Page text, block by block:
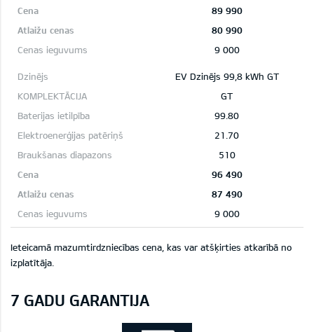
89 990
80 990
9 000
EV Dzinējs 99,8 kWh GT
GT
99.80
21.70
510
96 490
87 490
9 000
Ieteicamā mazumtirdzniecības cena, kas var atšķirties atkarībā no
izplatītāja
7 GADU GARANTIJA